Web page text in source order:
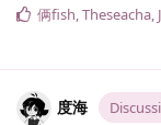
俩fish,Theseacha,
度海